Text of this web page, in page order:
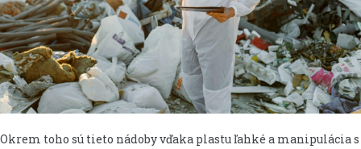
Okrem toho sú tieto nádoby vďaka plastu ľahké a manipulácia s